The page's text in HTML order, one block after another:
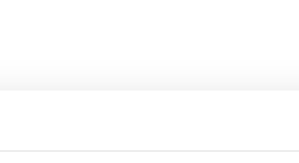
Te Fitit, és
megküzdeni a